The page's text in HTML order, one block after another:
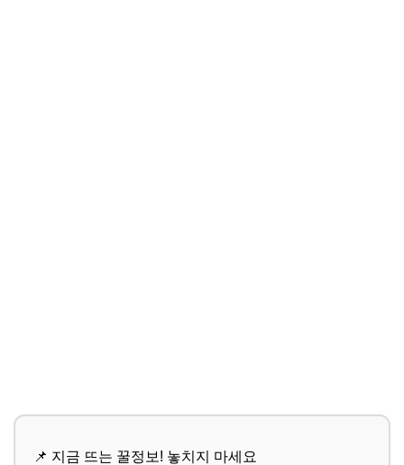
📌 지금 뜨는 꿀정보! 놓치지 마세요